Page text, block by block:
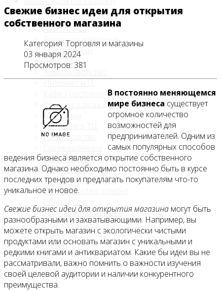
Автобизнес
Бизнес на животных
Гостиничный
Детские
Животноводство
Красота и здоровье
Медицина
Островки в ТЦ
Производство
производство
Развлечения
Сельское хозяйство
Строительство, ремонт
Торговля и магазины
Туризм и отдых
Финансы
Хобби
Блог
Свежие бизнес идеи для открытия
собственного магазина
Категория: Торговля и магазины
03 января 2024
Просмотров: 381
В постоянно меняющемся
мире бизнеса существует
огромное количество
возможностей для
предпринимателей. Одним из
самых популярных способов
ведения бизнеса является открытие собственного
магазина. Однако необходимо постоянно быть в курсе
последних трендов и предлагать покупателям что-то
уникальное и новое.
Свежие бизнес идеи для открытия магазина могут быть
разнообразными и захватывающими. Например, вы
можете открыть магазин с экологически чистыми
продуктами или основать магазин с уникальными и
редкими книгами и антиквариатом. Какие бы идеи вы не
рассматривали, важно помнить о важности изучения
своей целевой аудитории и наличии конкурентного
преимущества.